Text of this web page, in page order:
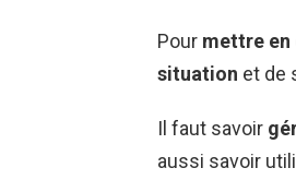
Pour mettre
situation et de
Il faut savoir
aussi savoir